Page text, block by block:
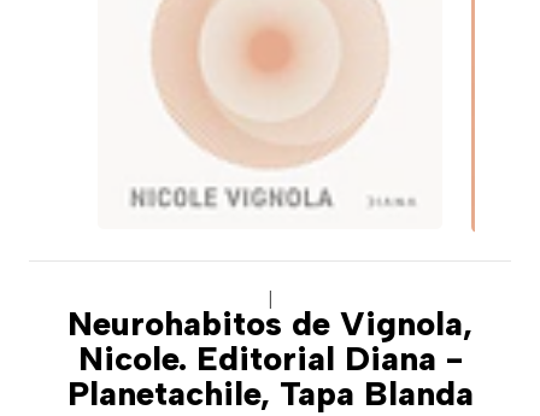
Neurohabitos de Vignola,
Nicole. Editorial Diana -
Planetachile, Tapa Blanda